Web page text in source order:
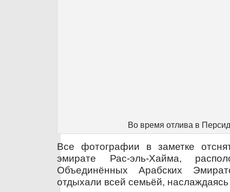
Во время отлива в
Все фотографии в заметке
эмирате Рас-эль-Хайма,
Объединённых Арабских
отдыхали всей семьёй,